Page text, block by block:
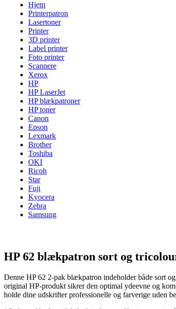
Hjem
Printerpatron
Lasertoner
Printer
3D printer
Label printer
Foto printer
Scannere
Xerox
HP
HP LaserJet
HP blækpatroner
HP toner
Canon
Epson
Lexmark
Brother
Toshiba
OKI
Ricoh
Star
Fuji
Kyocera
Zebra
Samsung
HP 62 blækpatron sort og
Denne HP 62 2-pak blækpatron indeholder både sort
original HP-produkt sikrer den optimal ydeevne og
holde dine udskrifter professionelle og farverige uden